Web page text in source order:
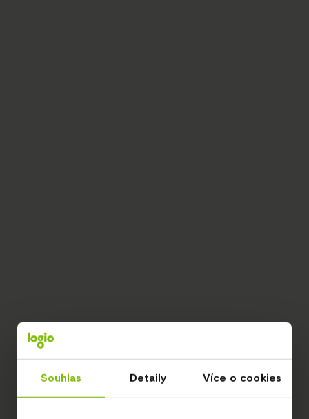
Souhlas Detaily Více o cookies